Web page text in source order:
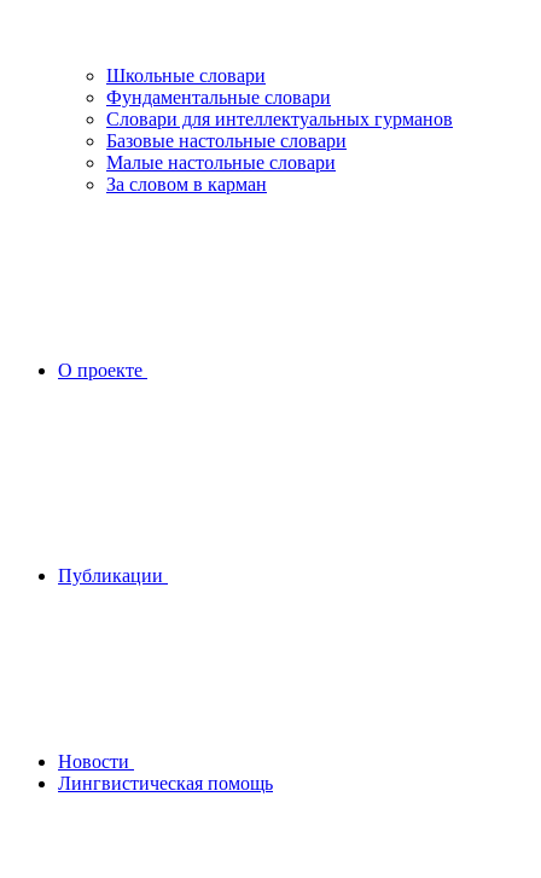
Школьные словари
Фундаментальные словари
Словари для интеллектуальных гурманов
Базовые настольные словари
Малые настольные словари
За словом в карман
О проекте
Публикации
Новости
Лингвистическая помощь